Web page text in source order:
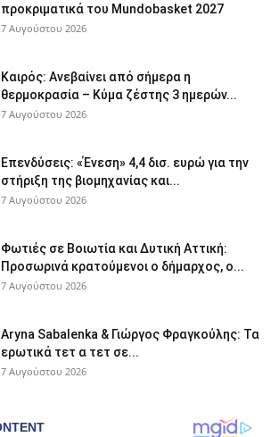
προκριματικά του Mundobasket 2027
7 Αυγούστου 2026
Καιρός: Ανεβαίνει από σήμερα η
θερμοκρασία – Κύμα ζέστης 3 ημερών...
7 Αυγούστου 2026
Επενδύσεις: «Ένεση» 4,4 δισ. ευρώ για την
στήριξη της βιομηχανίας και...
7 Αυγούστου 2026
Φωτιές σε Βοιωτία και Δυτική Αττική:
Προσωρινά κρατούμενοι ο δήμαρχος, ο...
7 Αυγούστου 2026
Aryna Sabalenka & Γιώργος Φραγκούλης: Τα
ερωτικά τετ α τετ σε...
7 Αυγούστου 2026